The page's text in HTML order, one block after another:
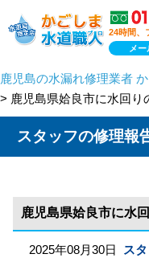
24時間、
メ
鹿児島の水漏れ修理業者
> 鹿児島県姶良市に水回り
スタッフの修理報
鹿児島県姶良市に水
2025年08月30日 ス